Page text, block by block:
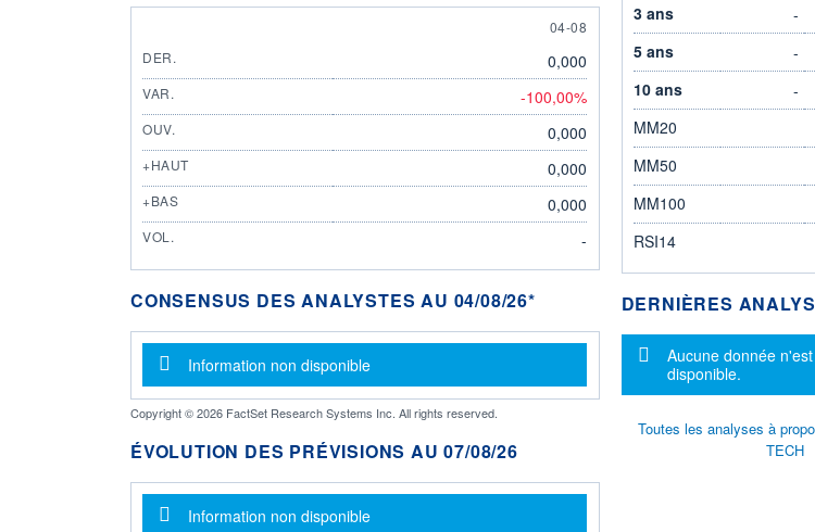
4 AUGUST
04-08
DER.
0,000
VAR. -100,00%
OUV. 0,000
+HAUT 0,000
+BAS 0,000
VOL. -
CONSENSUS DES ANALYSTES AU 04/08/26*
Message d'information
Information non disponible
Copyright © 2026 FactSet Research Systems Inc. All rights reserved.
ÉVOLUTION DES PRÉVISIONS AU 07/08/26
Message d'information
Information non disponible
3 ans
-
5 ans
-
10 ans
-
MM20
MM50
MM100
RSI14
DERNIÈRES
Message
Aucune donnée
disponible.
Toutes les analyses à
TECH